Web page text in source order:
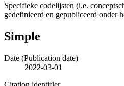
Specifieke codelijsten (i.e.
gedefinieerd en gepubliceerd onder
Simple
Date (Publication date)
2022-03-01